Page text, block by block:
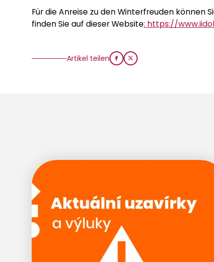
Für die Anreise zu den Winterfreuden können
finden Sie auf dieser Website: https://
Artikel teilen